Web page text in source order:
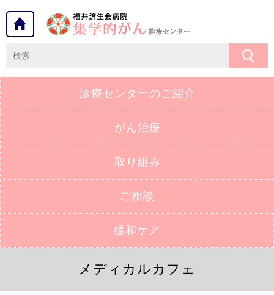
診療センターの ご紹介
がん治療
取り組み
ご相談
緩和ケア
メディカルカフェ